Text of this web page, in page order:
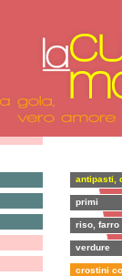
antipasti,
primi
riso, farro
verdure
crostini